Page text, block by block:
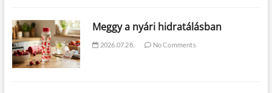
Meggy a nyári hidratálásban
2026.07.28. No Comments